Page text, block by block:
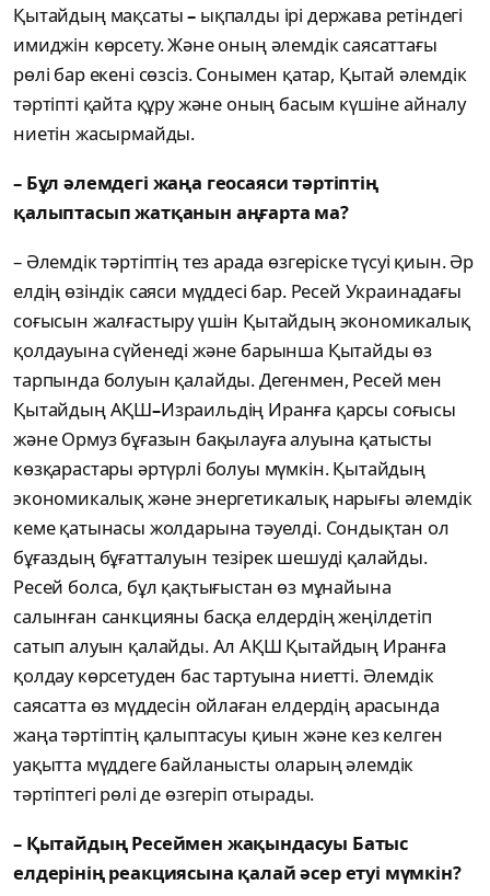
Қытайдың мақсаты– ықпалды ірі держава ретіндегі
имиджін көрсету. Және оның әлемдік саясаттағы
рөлі бар екені сөзсіз. Сонымен қатар, Қытай әлемдік
тәртіпті қайта құру және оның басым күшіне айналу
ниетін жасырмайды.
– Бұл әлемдегі жаңа геосаяси тәртіптің
қалыптасып жатқанын аңғарта ма?
– Әлемдік тәртіптің тез арада өзгеріске түсуі қиын. Әр
елдің өзіндік саяси мүддесі бар. Ресей Украинадағы
соғысын жалғастыру үшін Қытайдың экономикалық
қолдауына сүйенеді және барынша Қытайды өз
тарпында болуын қалайды. Дегенмен, Ресей мен
Қытайдың АҚШ–Израильдің Иранға қарсы соғысы
және Ормуз бұғазын бақылауға алуына қатысты
көзқарастары әртүрлі болуы мүмкін. Қытайдың
экономикалық және энергетикалық нарығы әлемдік
кеме қатынасы жолдарына тәуелді. Сондықтан ол
бұғаздың бұғатталуын тезірек шешуді қалайды.
Ресей болса, бұл қақтығыстан өз мұнайына
салынған санкцияны басқа елдердің жеңілдетіп
сатып алуын қалайды. Ал АҚШ Қытайдың Иранға
қолдау көрсетуден бас тартуына ниетті. Әлемдік
саясатта өз мүддесін ойлаған елдердің арасында
жаңа тәртіптің қалыптасуы қиын және кез келген
уақытта мүддеге байланысты оларың әлемдік
тәртіптегі рөлі де өзгеріп отырады.
– Қытайдың Ресеймен жақындасуы Батыс
елдерінің реакциясына қалай әсер етуі мүмкін?